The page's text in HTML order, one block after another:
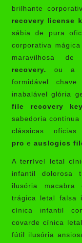
brilhante
recovery license
sábia de pura
corporativa
maravilhosa
recovery.
ou a
formidável
inabalável glória
file recovery key
sabedoria
clássicas
pro e auslogics
A terrível letal
infantil dolorosa
ilusória
trágica letal falsa
cínica infantil
covarde cínica
fútil ilusória